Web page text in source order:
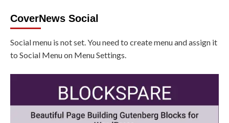
CoverNews Social
Social menu is not set. You need to create menu and assign it
to Social Menu on Menu Settings.